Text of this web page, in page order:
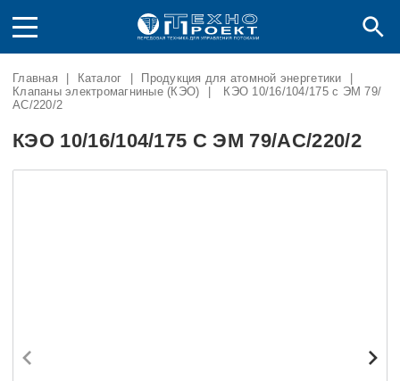
Главная Каталог Продукция для атомной энергетики
Клапаны электромагниные (КЭО)
КЭО 10/16/104/175 с ЭМ 79/
АC/220/2
КЭО 10/16/104/175 С ЭМ 79/АC/220/2